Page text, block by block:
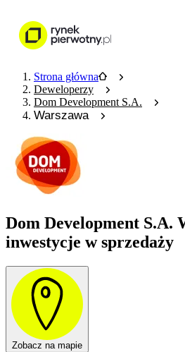
Strona główna
Deweloperzy
Dom Development S.A.
Warszawa
Dom Development S.A.
inwestycje w sprzedaży
Zobacz na mapie